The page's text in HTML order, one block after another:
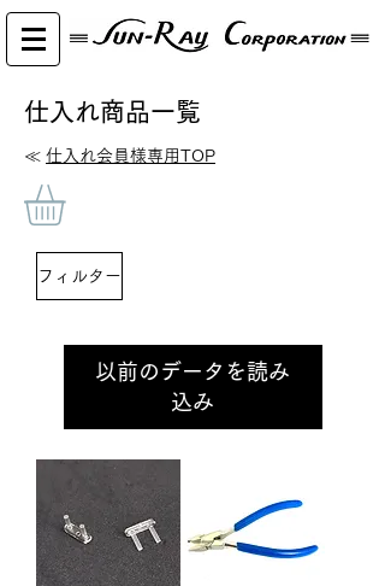
仕入れ商品一覧
​≪ 仕入れ会員様専用TOP
フィルター
以前のデータを読み
込み